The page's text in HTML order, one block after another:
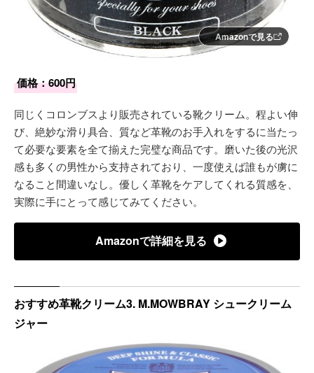
Amazonで見る
価格：600円
同じくコロンブスより販売されている靴クリーム。程よい伸
び、絶妙な滑り具合、質など革靴のお手入れをするに当たっ
て必要な要素を全て揃えた完璧な商品です。磨いた後の光沢
感も多くの男性から支持されており、一度使えば誰もが虜に
なること間違いなし。優しく革靴をケアしてくれる質感を、
実際に手にとって感じてみてください。
Amazonで詳細を見る
おすすめ革靴クリーム3. M.MOWBRAY シュークリーム
ジャー